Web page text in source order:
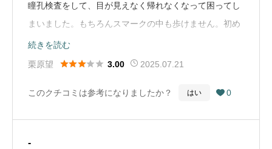
瞳孔検査をして、目が見えなく帰れなくなって困ってし
まいました。もちろんスマークの中も歩けません。初め
てだったので分かりませんでした…数時間してから帰宅
しました。普通は運転するか？聞いたり、後日。家族と
も対応は良かったのですが…（Google Mapから引用）
続きを読む
栗原望
 3.00 2025.07.21
このクチコミは参考になりましたか？ はい  0
-